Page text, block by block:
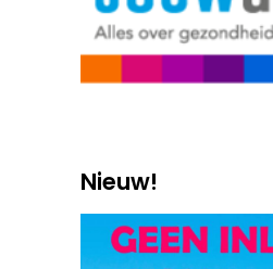
Nieuw!